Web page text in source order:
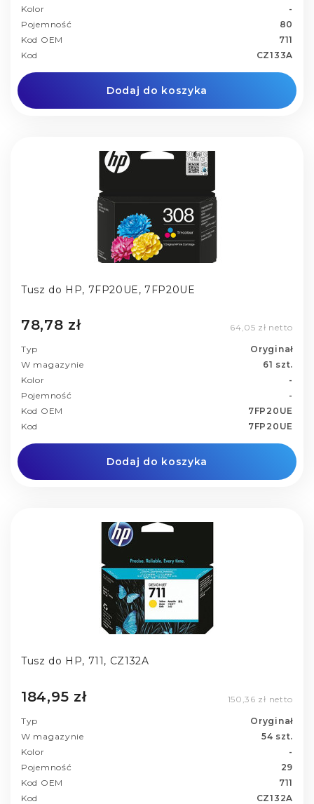
Kolor
-
Pojemność
80
Kod OEM
711
Kod
CZ133A
Dodaj do koszyka
Tusz do HP, 7FP20UE, 7FP20UE
78,78 zł 64,05 zł netto
Typ
Oryginał
W magazynie
61 szt.
Kolor
-
Pojemność
-
Kod OEM
7FP20UE
Kod
7FP20UE
Dodaj do koszyka
Tusz do HP, 711, CZ132A
184,95 zł 150,36 zł netto
Typ
Oryginał
W magazynie
54 szt.
Kolor
-
Pojemność
29
Kod OEM
711
Kod
CZ132A